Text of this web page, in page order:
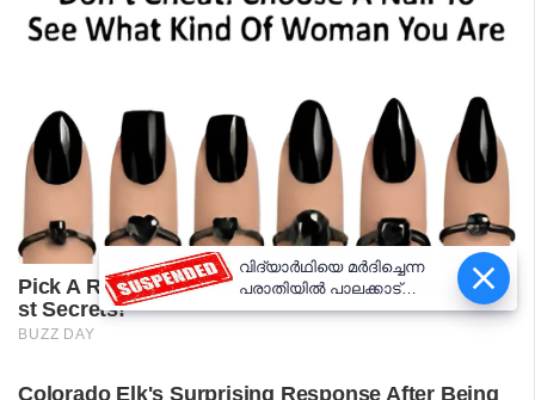
വിദ്യാർഥിയെ മർദിച്ചെന്ന
പരാതിയിൽ പാലക്കാട്
അധ്യാപകനെ